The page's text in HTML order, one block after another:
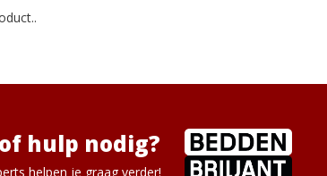
hulp nodig?
helpen je graag verder!